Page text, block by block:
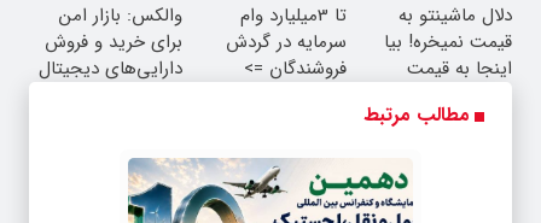
دلال ماشینتو به
قیمت نمیخره! بیا
اینجا به قیمت
واقعی*
تا 3میلیارد وام
سرمایه در گردش
فروشندگان =>
والکس: بازار امن
برای خرید و فروش
دارایی‌های دیجیتال
مطالب مرتبط